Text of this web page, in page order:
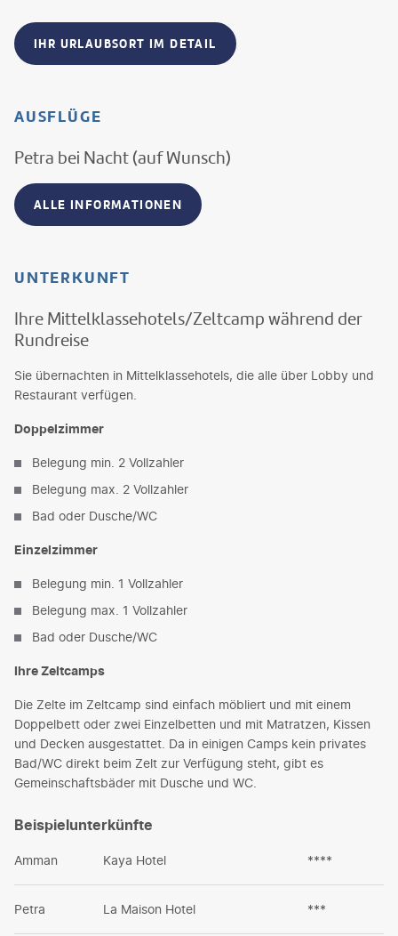
IHR URLAUBSORT IM DETAIL
AUSFLÜGE
Petra bei Nacht (auf Wunsch)
ALLE INFORMATIONEN
UNTERKUNFT
Ihre Mittelklassehotels/Zeltcamp während der
Rundreise
Sie übernachten in Mittelklassehotels, die alle über Lobby und
Restaurant verfügen.
Doppelzimmer
Belegung min. 2 Vollzahler
Belegung max. 2 Vollzahler
Bad oder Dusche/WC
Einzelzimmer
Belegung min. 1 Vollzahler
Belegung max. 1 Vollzahler
Bad oder Dusche/WC
Ihre Zeltcamps
Die Zelte im Zeltcamp sind einfach möbliert und mit einem
Doppelbett oder zwei Einzelbetten und mit Matratzen, Kissen
und Decken ausgestattet. Da in einigen Camps kein privates
Bad/WC direkt beim Zelt zur Verfügung steht, gibt es
Gemeinschaftsbäder mit Dusche und WC.
Beispielunterkünfte
Amman Kaya Hotel ****
Petra La Maison Hotel ***